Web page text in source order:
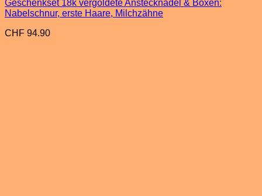
Geschenkset 18k vergoldete Anstecknadel & Boxen:
Nabelschnur, erste Haare, Milchzähne
CHF 94.90